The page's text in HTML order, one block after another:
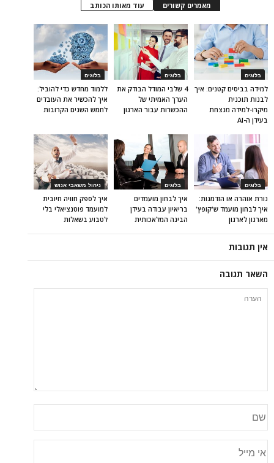
מאמרים קשורים עוד מאותו הכותב
בלוגים
ללמוד מחדש כדי להוביל:
איך להכשיר את העובדים
לחמש השנים הקרובות
בלוגים
4 שלבי המודל הבודק את
הערך האמיתי של
ההכשרות עבור הארגון
בלוגים
למידה בביסים קטנים: איך
לבנות תוכנית
מיקרו-למידה מנצחת
בעידן ה-AI
ניהול משאבי אנוש
איך לספק חוויה חיובית
למועמד פוטנציאלי בלי
לטבוע בשאלות
בלוגים
איך לבחון מועמדים
בריאיון עבודה בעידן
הבינה המלאכותית
בלוגים
נורת אזהרה או הזדמנות:
איך לבחון מועמד ש'קופץ'
מארגון לארגון
אין תגובות
השאר תגובה